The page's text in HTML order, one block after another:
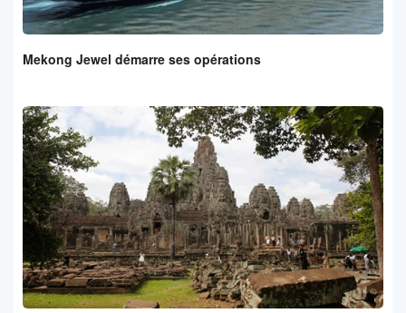
Mekong Jewel démarre ses opérations